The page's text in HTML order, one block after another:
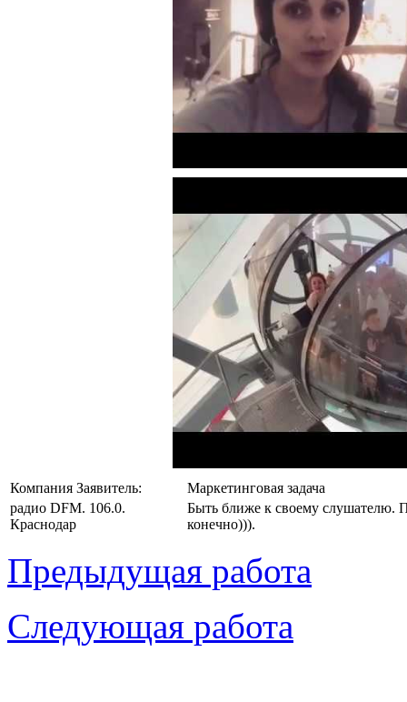
Компания Заявитель:
Маркетинговая задача
радио DFM. 106.0.
Краснодар
Быть ближе к своему слушателю.
конечно))).
Предыдущая работа
Следующая работа